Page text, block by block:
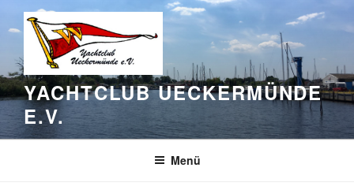
Zum
Inhalt
springen
YACHTCLUB UECKERMÜNDE
E.V.
Menü